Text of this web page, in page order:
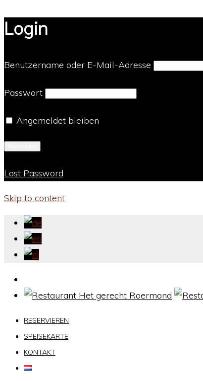
Login
Benutzername oder E-Mail-Adresse
Passwort
Angemeldet bleiben
Lost Password
Skip to content
RESERVIEREN
SPEISEKARTE
KONTAKT